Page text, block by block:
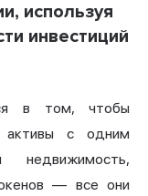
используя
инвестиций
в том, чтобы
активы с одним
недвижимость,
— все они